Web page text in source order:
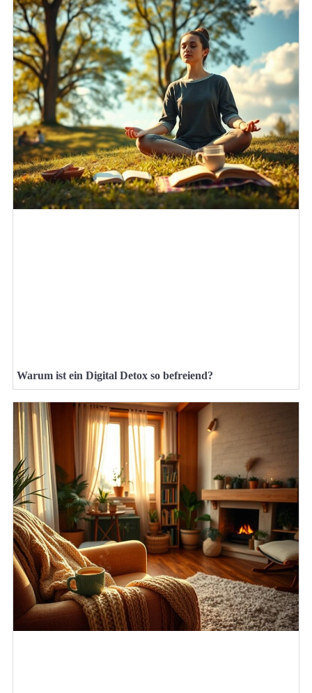
Warum ist ein Digital Detox so befreiend?